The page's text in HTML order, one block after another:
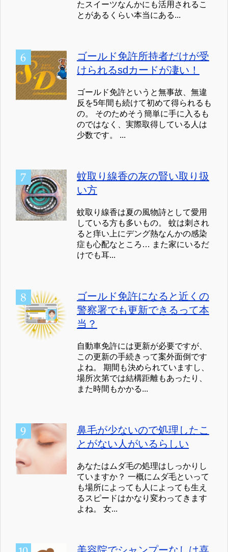
たスイーツなんかにも活用されるこ
とがあるくらい本当にある...
ゴールド免許所持者だけが受
けられるsdカードが凄い！
ゴールド免許というと無事故、無違
反を5年間も続けて初めて得られるも
の。 そのためそう簡単に手に入るも
のではなく、実際取得している人は
少数です。 ...
蚊取り線香の灰の賢い取り扱
い方
蚊取り線香は夏の風物詩として愛用
している方も多いもの。 蚊は刺され
ると痒い上にデング熱なんかの感染
症も心配なところ… また家にいるだ
けでも耳...
ゴールド免許になると近くの
警察署でも更新できるって本
当？
自動車免許には更新が必要ですが、
この更新の手続きって案外面倒です
よね。 期間も決められていますし、
場所次第では結構距離もあったり、
また時間もかかる...
鼻毛が少ないので処理したこ
とがない人がいるらしい
あなたはムダ毛の処理はしっかりし
ていますか？ 一概にムダ毛といって
も場所によっても人によっても生え
るスピードはかなり変わってきます
よね。 女...